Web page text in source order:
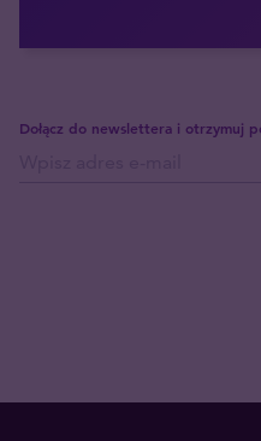
Dołącz do newslettera i otrzymuj